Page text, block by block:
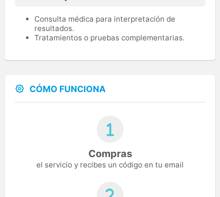
Consulta médica para interpretación de
resultados.
Tratamientos o pruebas complementarias.
CÓMO FUNCIONA
Compras
el servicio y recibes un código en tu email